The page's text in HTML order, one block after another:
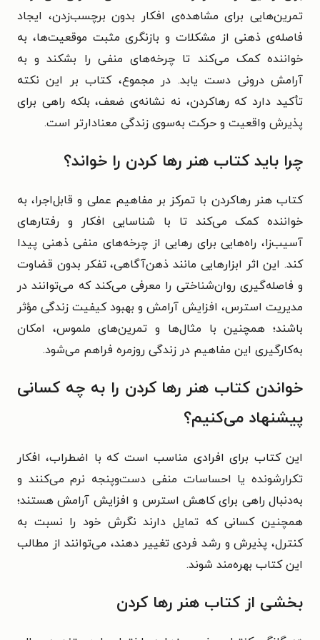
تمرین‌هایی برای مشاهده‌ی افکار بدون برچسب‌زدن، ایجاد
فاصله‌ی ذهنی از مشکلات و بازنگری مثبت موقعیت‌ها، به
خواننده کمک می‌کند تا چرخه‌های منفی را بشکند و به
آرامش درونی دست یابد. در مجموع، کتاب بر این نکته
تأکید دارد که رهاکردن، نه نشانه‌ی ضعف، بلکه راهی برای
پذیرش واقعیت و حرکت به‌سوی زندگی معنادارتر است.
چرا باید کتاب هنر رها کردن را خواند؟
کتاب هنر رهاکردن با تمرکز بر مفاهیم عملی و قابل‌اجرا، به
خواننده کمک می‌کند تا با شناسایی افکار و رفتارهای
آسیب‌زا، راه‌هایی برای رهایی از چرخه‌های منفی ذهنی پیدا
کند. این اثر ابزارهایی مانند ذهن‌آگاهی، تفکر بدون قضاوت
و فاصله‌گیری روان‌شناختی را معرفی می‌کند که می‌توانند در
مدیریت استرس، افزایش آرامش و بهبود کیفیت زندگی مؤثر
باشند؛ همچنین با مثال‌ها و تمرین‌های ملموس، امکان
به‌کارگیری این مفاهیم در زندگی روزمره فراهم می‌شود.
خواندن کتاب هنر رها کردن را به چه کسانی
پیشنهاد می‌کنیم؟
این کتاب برای افرادی مناسب است که با اضطراب، افکار
تکرارشونده یا احساسات منفی دست‌وپنجه نرم می‌کنند و
به‌دنبال راهی برای کاهش استرس و افزایش آرامش هستند؛
همچنین کسانی که تمایل دارند نگرش خود را نسبت به
کنترل، پذیرش و رشد فردی تغییر دهند، می‌توانند از مطالب
این کتاب بهره‌مند شوند.
بخشی از کتاب هنر رها کردن